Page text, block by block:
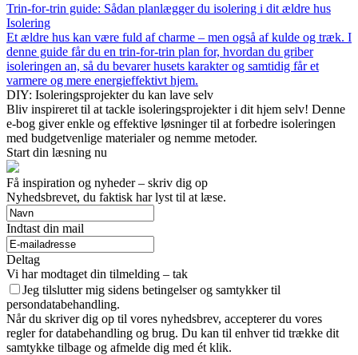
Trin-for-trin guide: Sådan planlægger du isolering i dit ældre hus
Isolering
Et ældre hus kan være fuld af charme – men også af kulde og træk. I
denne guide får du en trin-for-trin plan for, hvordan du griber
isoleringen an, så du bevarer husets karakter og samtidig får et
varmere og mere energieffektivt hjem.
DIY: Isoleringsprojekter du kan lave selv
Bliv inspireret til at tackle isoleringsprojekter i dit hjem selv! Denne
e-bog giver enkle og effektive løsninger til at forbedre isoleringen
med budgetvenlige materialer og nemme metoder.
Start din læsning nu
Få inspiration og nyheder – skriv dig op
Nyhedsbrevet, du faktisk har lyst til at læse.
Indtast din mail
Deltag
Vi har modtaget din tilmelding – tak
Jeg tilslutter mig sidens betingelser og samtykker til
persondatabehandling.
Når du skriver dig op til vores nyhedsbrev, accepterer du vores
regler for databehandling og brug. Du kan til enhver tid trække dit
samtykke tilbage og afmelde dig med ét klik.